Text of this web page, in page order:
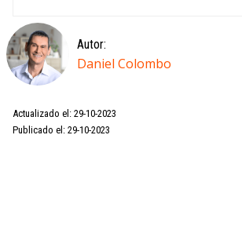
Autor:
Daniel Colombo
Actualizado el: 29-10-2023
Publicado el: 29-10-2023